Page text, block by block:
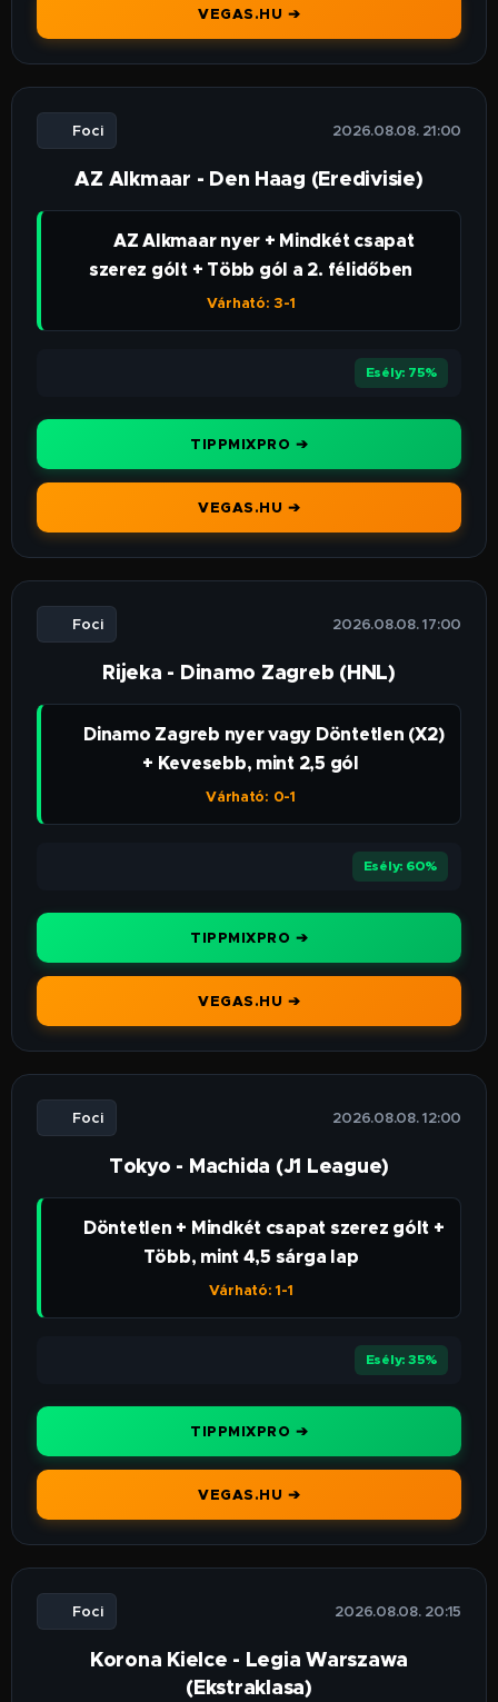
VEGAS.HU ➔
⚽ Foci 🕒 2026.08.08. 21:00
AZ Alkmaar - Den Haag (Eredivisie)
👉 AZ Alkmaar nyer + Mindkét csapat
szerez gólt + Több gól a 2. félidőben
Várható: 3-1
Esély: 75%
TIPPMIXPRO ➔
VEGAS.HU ➔
⚽ Foci 🕒 2026.08.08. 17:00
Rijeka - Dinamo Zagreb (HNL)
👉 Dinamo Zagreb nyer vagy Döntetlen (X2)
+ Kevesebb, mint 2,5 gól
Várható: 0-1
Esély: 60%
TIPPMIXPRO ➔
VEGAS.HU ➔
⚽ Foci 🕒 2026.08.08. 12:00
Tokyo - Machida (J1 League)
👉 Döntetlen + Mindkét csapat szerez gólt +
Több, mint 4,5 sárga lap
Várható: 1-1
Esély: 35%
TIPPMIXPRO ➔
VEGAS.HU ➔
⚽ Foci 🕒 2026.08.08. 20:15
Korona Kielce - Legia Warszawa
(Ekstraklasa)